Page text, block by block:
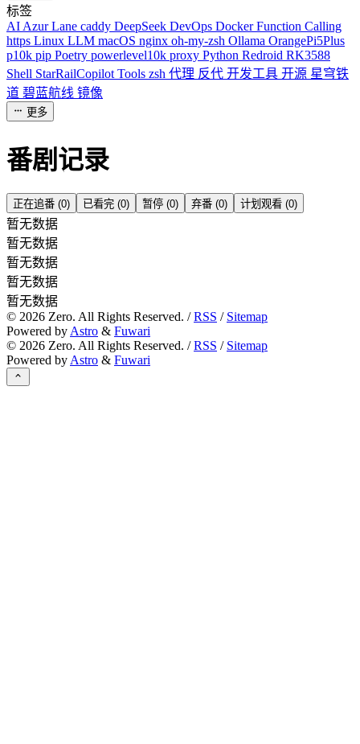
标签
AI Azur Lane caddy DeepSeek DevOps DockerFunction Calling
https Linux LLM macOS nginx oh-my-zsh Ollama OrangePi5Plus
p10k pip Poetry powerlevel10k proxy Python Redroid RK3588
Shell StarRailCopilot Tools zsh 代理 反代 开发工具 开源 星穹铁
道 碧蓝航线 镜像
更多
番剧记录
正在追番 (0) 已看完 (0) 暂停 (0) 弃番 (0) 计划观看 (0)
暂无数据
暂无数据
暂无数据
暂无数据
暂无数据
© 2026 Zero. All Rights Reserved. /RSS / Sitemap
Powered by Astro & Fuwari
© 2026 Zero. All Rights Reserved. /RSS / Sitemap
Powered by Astro & Fuwari